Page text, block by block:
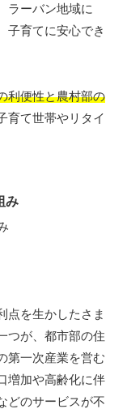
ラーバン地域に
子育てに安心でき
利便性と農村部の
育て世帯やリタイ
み
点を生かしたさま
つが、都市部の住
第一次産業を営む
増加や高齢化に伴
どのサービスが不